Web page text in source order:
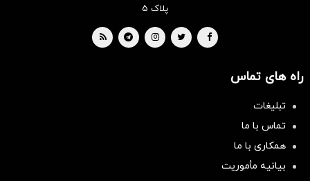
پلاک ۵
راه های تماس
تبلیغات
تماس با ما
همکاری با ما
بیانیه مأموریت